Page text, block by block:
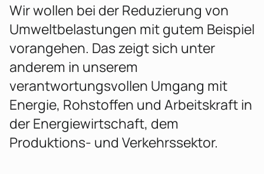
Wir wollen bei der Reduzierung von
Umweltbelastungen mit gutem Beispiel
vorangehen. Das zeigt sich unter
anderem in unserem
verantwortungsvollen Umgang mit
Energie, Rohstoffen und Arbeitskraft in
der Energiewirtschaft, dem
Produktions- und Verkehrssektor.